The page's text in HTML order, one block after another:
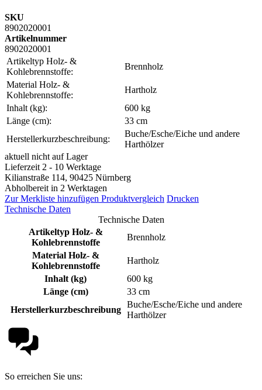
SKU
8902020001
Artikelnummer
8902020001
Artikeltyp Holz- &
Kohlebrennstoffe:
Brennholz
Material Holz- &
Kohlebrennstoffe:
Hartholz
Inhalt (kg):
600 kg
Länge (cm):
33 cm
Herstellerkurzbeschreibung:
Buche/Esche/Eiche und andere
Harthölzer
aktuell nicht auf Lager
Lieferzeit 2 - 10 Werktage
Kilianstraße 114, 90425 Nürnberg
Abholbereit in 2 Werktagen
Zur Merkliste hinzufügen Produktvergleich Drucken
Technische Daten
Technische Daten
Artikeltyp Holz- &
Kohlebrennstoffe
Brennholz
Material Holz- &
Kohlebrennstoffe
Hartholz
Inhalt (kg)
600 kg
Länge (cm)
33 cm
Herstellerkurzbeschreibung
Buche/Esche/Eiche und andere
Harthölzer
So erreichen Sie uns: